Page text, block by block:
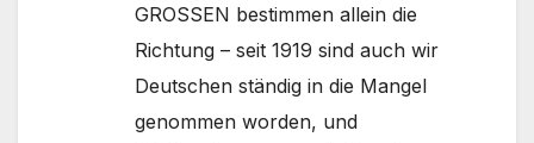
GROSSEN bestimmen allein die
Richtung – seit 1919 sind auch wir
Deutschen ständig in die Mangel
genommen worden, und